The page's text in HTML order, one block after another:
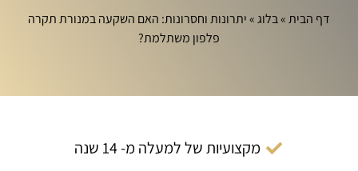
דף הבית»בלוג»יתרונות וחסרונות: האם השקעה במנורת תקרה
פלפון משתלמת?
מקצועיות של למעלה מ- 14 שנה